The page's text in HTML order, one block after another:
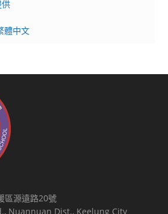
體中文
區源遠路20號
Nuannuan Dist., Keelung City